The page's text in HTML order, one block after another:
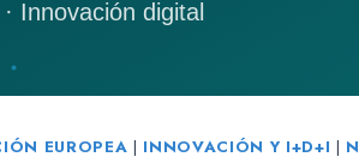
EUROPEA | INNOVACIÓN Y I+D+I |